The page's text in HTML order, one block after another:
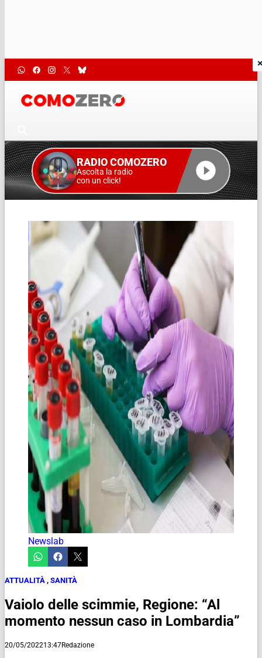
RADIO COMOZERO
Ascolta la radio
con un click!
Newslab
ATTUALITÀ , SANITÀ
Vaiolo delle scimmie, Regione: “Al
momento nessun caso in Lombardia”
20/05/202213:47Redazione